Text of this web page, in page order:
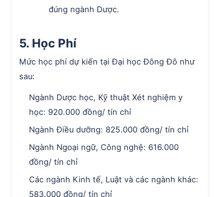
đúng ngành Dược.
5. Học Phí
Mức học phí dự kiến tại Đại học Đông Đô như
sau:
Ngành Dược học, Kỹ thuật Xét nghiệm y
học: 920.000 đồng/ tín chỉ
Ngành Điều dưỡng: 825.000 đồng/ tín chỉ
Ngành Ngoại ngữ, Công nghệ: 616.000
đồng/ tín chỉ
Các ngành Kinh tế, Luật và các ngành khác:
583.000 đồng/ tín chỉ